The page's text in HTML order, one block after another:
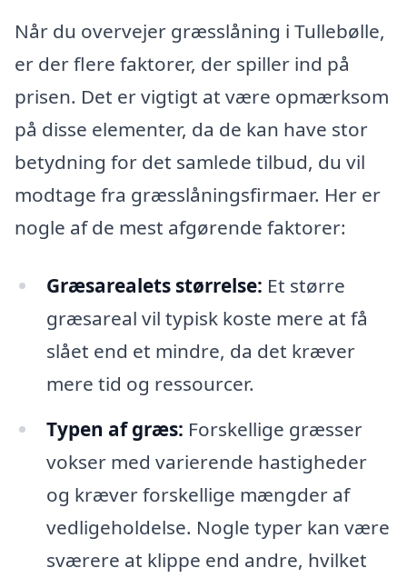
Når du overvejer græsslåning i Tullebølle,
er der flere faktorer, der spiller ind på
prisen. Det er vigtigt at være opmærksom
på disse elementer, da de kan have stor
betydning for det samlede tilbud, du vil
modtage fra græsslåningsfirmaer. Her er
nogle af de mest afgørende faktorer:
Græsarealets størrelse: Et større
græsareal vil typisk koste mere at få
slået end et mindre, da det kræver
mere tid og ressourcer.
Typen af græs: Forskellige græsser
vokser med varierende hastigheder
og kræver forskellige mængder af
vedligeholdelse. Nogle typer kan være
sværere at klippe end andre, hvilket